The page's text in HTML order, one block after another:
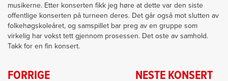
musikerne. Etter konserten fikk jeg høre at dette var den siste
offentlige konserten på turneen deres. Det går også mot slutten av
folkehøgskoleåret, og samspillet bar preg av en gruppe som
virkelig har vokst tett gjennom prosessen. Det oste av samhold.
Takk for en fin konsert.
FORRIGE
NESTE KONSERT